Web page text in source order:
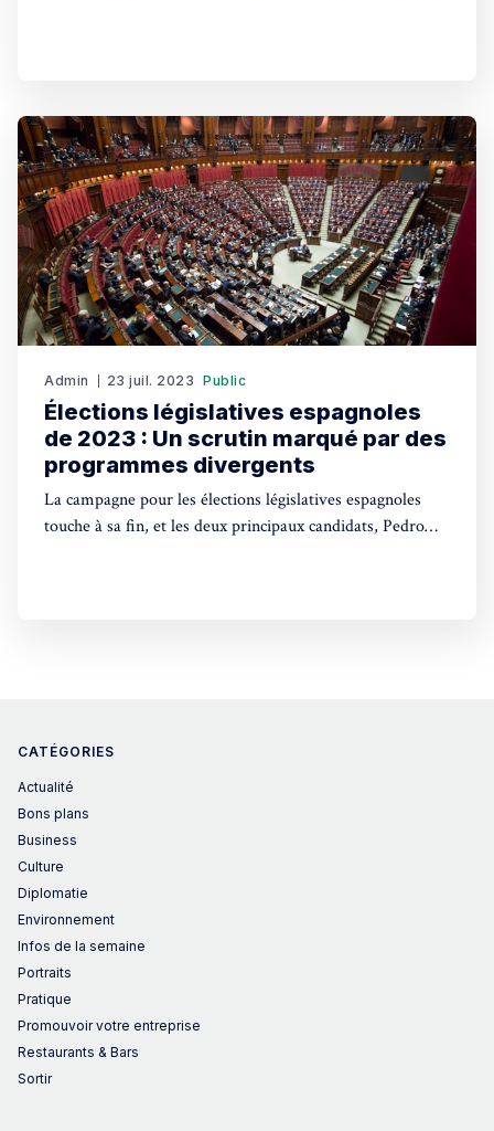
Admin 23 juil. 2023 Public
Élections législatives espagnoles
de 2023 : Un scrutin marqué par des
programmes divergents
La campagne pour les élections législatives espagnoles
touche à sa fin, et les deux principaux candidats, Pedro
CATÉGORIES
Actualité
Bons plans
Business
Culture
Diplomatie
Environnement
Infos de la semaine
Portraits
Pratique
Promouvoir votre entreprise
Restaurants & Bars
Sortir